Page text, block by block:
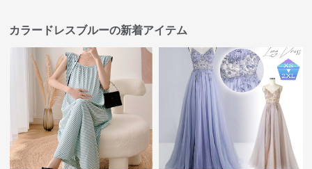
カラードレスブルーの新着アイテム